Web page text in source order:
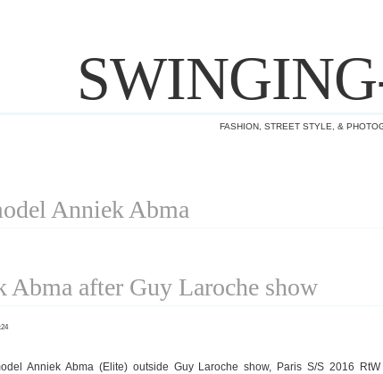
FASHION, STREET STYLE, &
Anniek Abma
Abma after Guy Laroche show
Anniek Abma (Elite) outside Guy Laroche show, Paris S/S 2016